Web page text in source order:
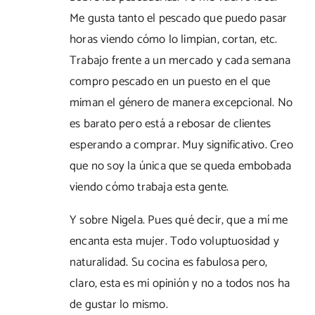
Me gusta tanto el pescado que puedo pasar
horas viendo cómo lo limpian, cortan, etc.
Trabajo frente a un mercado y cada semana
compro pescado en un puesto en el que
miman el género de manera excepcional. No
es barato pero está a rebosar de clientes
esperando a comprar. Muy significativo. Creo
que no soy la única que se queda embobada
viendo cómo trabaja esta gente.
Y sobre Nigela. Pues qué decir, que a mí me
encanta esta mujer. Todo voluptuosidad y
naturalidad. Su cocina es fabulosa pero,
claro, esta es mi opinión y no a todos nos ha
de gustar lo mismo.